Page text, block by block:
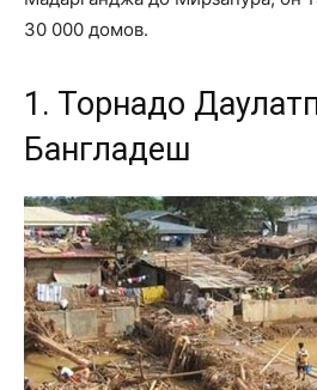
30 000 домов.
1. Торнадо
Бангладеш